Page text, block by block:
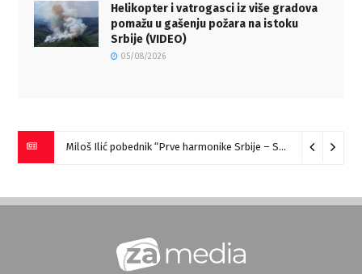
Helikopter i vatrogasci iz više gradova
pomažu u gašenju požara na istoku
Srbije (VIDEO)
05/08/2026
Miloš Ilić pobednik “Prve harmonike Srbije – Sokobanja” (VIDEO)